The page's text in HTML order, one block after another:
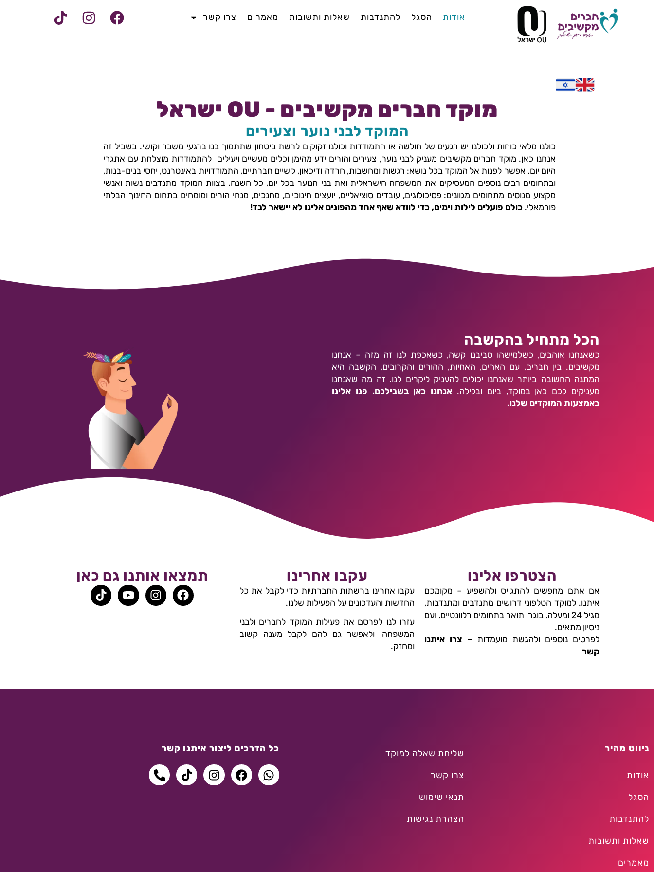
אודות הסגל להתנדבות שאלות ותשובות מאמרים צרו קשר
מוקד חברים מקשיבים - OU ישראל
המוקד לבני נוער וצעירים
כולנו מלאי כוחות ולכולנו יש רגעים של חולשה או התמודדות וכולנו זקוקים לרשת ביטחון שתתמוך בנו ברגעי משבר וקושי. בשביל זה
אנחנו כאן. מוקד חברים מקשיבים מעניק לבני נוער, צעירים והורים ידע מהימן וכלים מעשיים ויעילים להתמודדות מוצלחת עם אתגרי
היום יום. אפשר לפנות אל המוקד בכל נושא: רגשות ומחשבות, חרדה ודיכאון, קשיים חברתיים, התמודדויות באינטרנט, יחסי בנים-בנות,
ובתחומים רבים נוספים המעסיקים את המשפחה הישראלית ואת בני הנוער בכל יום, כל השנה. בצוות המוקד מתנדבים נשות ואנשי
מקצוע מנוסים מתחומים מגוונים: פסיכולוגים, עובדים סוציאליים, יועצים חינוכיים, מחנכים, מנחי הורים ומומחים בתחום החינוך הבלתי
פורמאלי. כולם פועלים לילות וימים, כדי לוודא שאף אחד מהפונים אלינו לא יישאר לבד!
הכל מתחיל בהקשבה
כשאנחנו אוהבים, כשלמישהו סביבנו קשה, כשאכפת לנו זה מזה – אנחנו
מקשיבים. בין חברים, עם האחים, האחיות, ההורים והקרובים, הקשבה היא
המתנה החשובה ביותר שאנחנו יכולים להעניק ליקרים לנו. זה מה שאנחנו
מעניקים לכם כאן במוקד, ביום ובלילה. אנחנו כאן בשבילכם. פנו אלינו
באמצעות המוקדים שלנו.
הצטרפו אלינו
אם אתם מחפשים להתגייס ולהשפיע – מקומכם
איתנו. למוקד הטלפוני דרושים מתנדבים ומתנדבות,
מגיל 24 ומעלה, בוגרי תואר בתחומים רלוונטיים, ועם
ניסיון מתאים.
לפרטים נוספים ולהגשת מועמדות – צרו איתנו
קשר
עקבו אחרינו
עקבו אחרינו ברשתות החברתיות כדי לקבל את כל
החדשות והעדכונים על הפעילות שלנו.
עזרו לנו לפרסם את פעילות המוקד לחברים ולבני
המשפחה, ולאפשר גם להם לקבל מענה קשוב
ומחזק.
תמצאו אותנו גם כאן
ניווט מהיר
אודות
הסגל
להתנדבות
שאלות ותשובות
מאמרים
שליחת שאלה למוקד
צרו קשר
תנאי שימוש
הצהרת נגישות
כל הדרכים ליצור איתנו קשר